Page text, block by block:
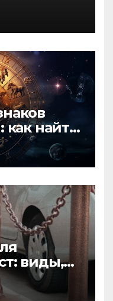
как найти
виды,